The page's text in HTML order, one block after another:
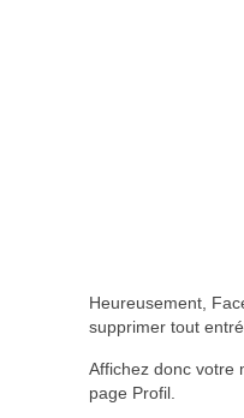
Heureusement,
supprimer tout
Affichez donc votre
page Profil.